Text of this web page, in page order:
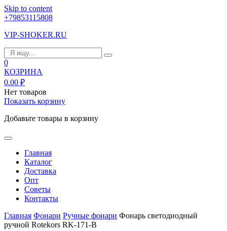
Skip to content
+79853115808
VIP-SHOKER.RU
0
КОЗРИНА
0.00 ₽
Нет товаров
Показать корзину
Добавьте товары в корзину
Главная
Каталог
Доставка
Опт
Советы
Контакты
Главная Фонари Ручные фонари Фонарь светодиодный
ручной Rotekors RK-171-B